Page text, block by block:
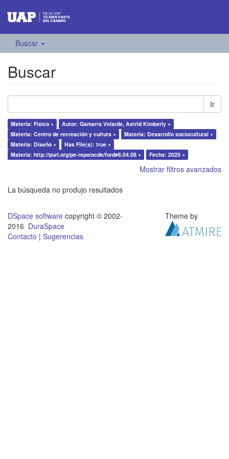
Buscar
Buscar
Ir
Materia: Físico ×
Autor: Gamarra Velarde, Astrid Kimberly ×
Materia: Centro de recreación y cultura ×
Materia: Desarrollo sociocultural ×
Materia: Diseño ×
Has File(s): true ×
Materia: http://purl.org/pe-repo/ocde/ford#6.04.08 ×
Fecha: 2020 ×
Mostrar filtros avanzados
La búsqueda no produjo resultados
DSpace software copyright © 2002-
2016 DuraSpace
Contacto | Sugerencias
Theme by